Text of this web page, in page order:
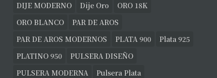
DIJE MODERNO
Dije Oro
ORO 18K
ORO BLANCO
PAR DE AROS
PAR DE AROS MODERNOS
PLATA 900
Plata 925
PLATINO 950
PULSERA DISEÑO
PULSERA MODERNA
Pulsera Plata